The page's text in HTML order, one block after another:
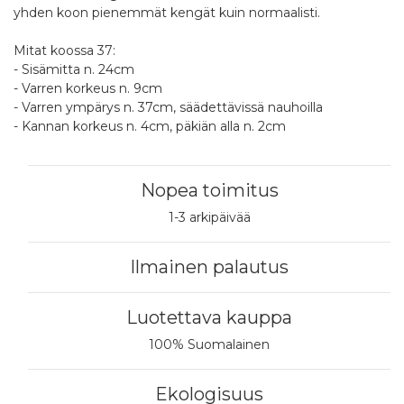
yhden koon pienemmät kengät kuin normaalisti.
Mitat koossa 37:
- Sisämitta n. 24cm
- Varren korkeus n. 9cm
- Varren ympärys n. 37cm, säädettävissä nauhoilla
- Kannan korkeus n. 4cm, päkiän alla n. 2cm
Nopea toimitus
1-3 arkipäivää
Ilmainen palautus
Luotettava kauppa
100% Suomalainen
Ekologisuus